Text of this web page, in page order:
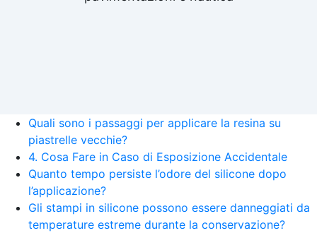
Quali sono i passaggi per applicare la resina su
piastrelle vecchie?
4. Cosa Fare in Caso di Esposizione Accidentale
Quanto tempo persiste l’odore del silicone dopo
l’applicazione?
Gli stampi in silicone possono essere danneggiati da
temperature estreme durante la conservazione?